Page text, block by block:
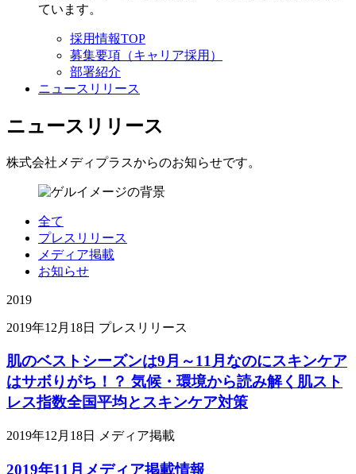
ています。
採用情報TOP
募集要項（キャリア採用）
部署紹介
ニュースリリース
ニュースリリース
株式会社メディプラスからのお知らせです。
全て
プレスリリース
メディア掲載
お知らせ
2019
2019年12月18日 プレスリリース
肌のベストシーズンは9月～11月なのにスキンケア
はサボりがち！？ 気候・環境から読み解く肌スト
レス指数全国平均とスキンケア対策
2019年12月18日 メディア掲載
2019年11月メディア掲載情報